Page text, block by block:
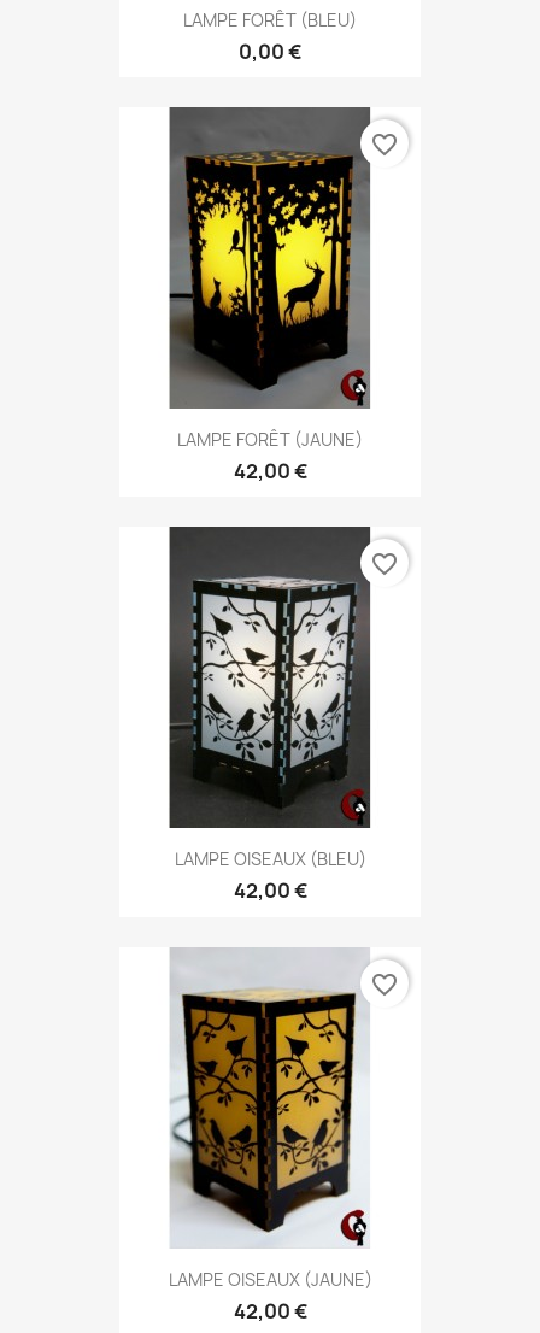
LAMPE FORÊT (BLEU)
0,00 €
LAMPE FORÊT (JAUNE)
42,00 €
favorite_border
LAMPE OISEAUX (BLEU)
42,00 €
favorite_border
LAMPE OISEAUX (JAUNE)
42,00 €
favorite_border